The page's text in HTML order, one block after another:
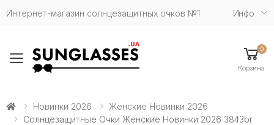
Интернет-магазин солнцезащитных очков №1 Инфо
Toggle mobile menu
0
Корзина
Новинки 2026
Женские Новинки 2026
Солнцезащитные Очки Женские Новинки 2026 3843br